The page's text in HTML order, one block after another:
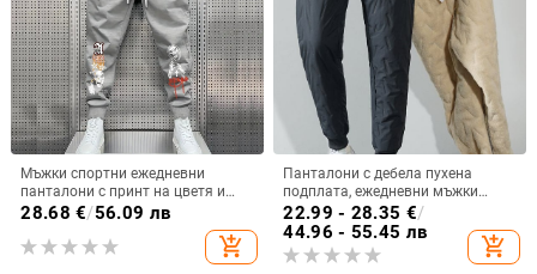
Мъжки спортни ежедневни
панталони с принт на цветя и
панделка в американски стил,
големи размери, ежедневни
панталони с щампа от хип-хоп и
28.68 €/56.09 лв
add_shopping_cart
Панталони с дебела пухена
подплата, ежедневни мъжки
панталони, двойки,
североизточни пътни
водоустойчиви памучни
панталони, топли дебели
22.99 - 28.35 €/
44.96 - 55.45 лв
add_shopping_cart